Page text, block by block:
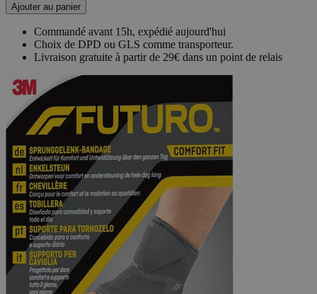
Ajouter au panier
Commandé avant 15h, expédié aujourd'hui
Choix de DPD ou GLS comme transporteur.
Livraison gratuite à partir de 29€ dans un point de relais